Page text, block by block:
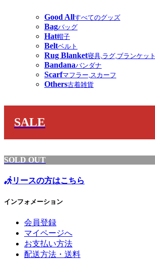
Good Allすべてのグッズ
Bagバッグ
Hat帽子
Beltベルト
Rug Blanket寝具,ラグ,ブランケット
Bandanaバンダナ
Scarfマフラー,スカーフ
Others古着雑貨
SALE
SOLD OUT
リースの方はこちら
インフォメーション
会員登録
マイページへ
お支払い方法
配送方法・送料